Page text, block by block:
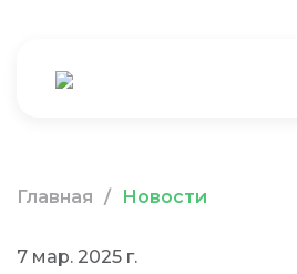
Главная / Новости
7 мар. 2025 г.